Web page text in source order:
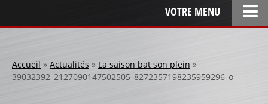
VOTRE MENU
LOCATION
Accueil » Actualités » La saison bat son plein »
39032392_2127090147502505_8272357198235959296_o